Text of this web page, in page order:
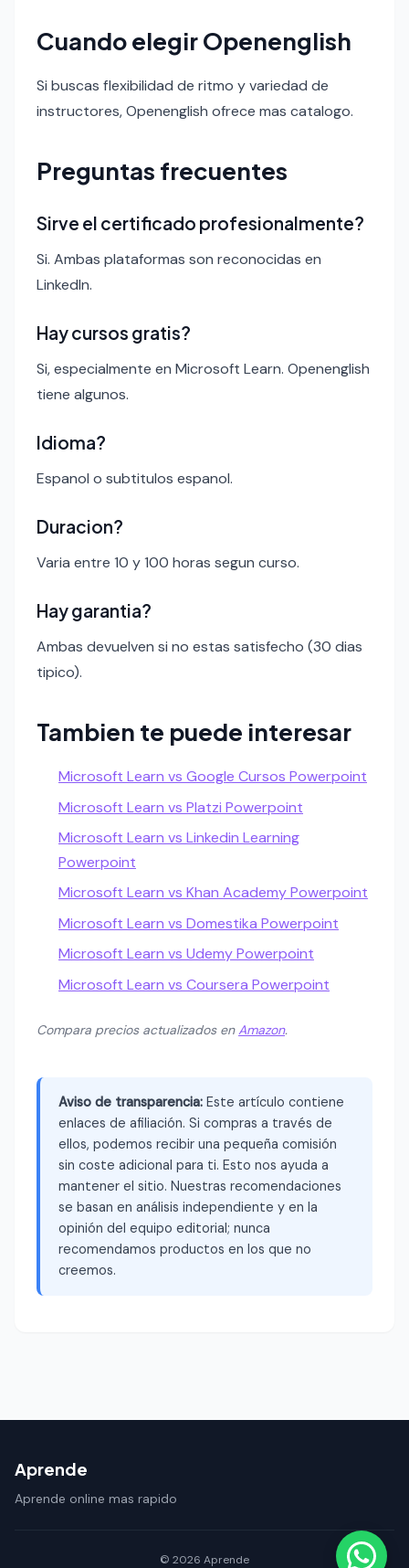
Cuando elegir Openenglish
Si buscas flexibilidad de ritmo y variedad de
instructores, Openenglish ofrece mas catalogo.
Preguntas frecuentes
Sirve el certificado profesionalmente?
Si. Ambas plataformas son reconocidas en
LinkedIn.
Hay cursos gratis?
Si, especialmente en Microsoft Learn. Openenglish
tiene algunos.
Idioma?
Espanol o subtitulos espanol.
Duracion?
Varia entre 10 y 100 horas segun curso.
Hay garantia?
Ambas devuelven si no estas satisfecho (30 dias
tipico).
Tambien te puede interesar
Microsoft Learn vs Google Cursos Powerpoint
Microsoft Learn vs Platzi Powerpoint
Microsoft Learn vs Linkedin Learning
Powerpoint
Microsoft Learn vs Khan Academy Powerpoint
Microsoft Learn vs Domestika Powerpoint
Microsoft Learn vs Udemy Powerpoint
Microsoft Learn vs Coursera Powerpoint
Compara precios actualizados en Amazon.
Aviso de transparencia: Este artículo contiene
enlaces de afiliación. Si compras a través de
ellos, podemos recibir una pequeña comisión
sin coste adicional para ti. Esto nos ayuda a
mantener el sitio. Nuestras recomendaciones
se basan en análisis independiente y en la
opinión del equipo editorial; nunca
recomendamos productos en los que no
creemos.
Aprende
Aprende online mas rapido
© 2026 Aprende